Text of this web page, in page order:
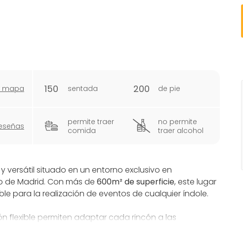
mapa 150 sentada 200 de pie
permite traer
comida
no permite
traer alcohol
versátil situado en un entorno exclusivo en
Madrid. Con más de 600m² de superficie, este lugar
para la realización de eventos de cualquier índole.
flexible permiten adaptar cada rincón a las